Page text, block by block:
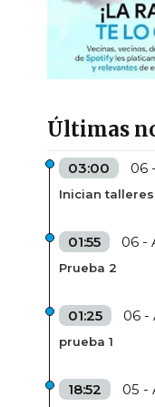
Últimas
03:00 06
Inician
01:55 06 -
Prueba 2
01:25 06 -
prueba 1
18:52 05 -